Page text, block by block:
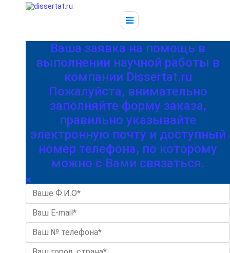
Ваша заявка на помощь в
выполнении научной работы в
компании Dissertat.ru
Пожалуйста, внимательно
заполняйте форму заказа,
правильно указывайте
электронную почту и доступный
номер телефона, по которому
можно с Вами связаться.